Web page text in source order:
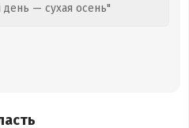
— сухая осень"